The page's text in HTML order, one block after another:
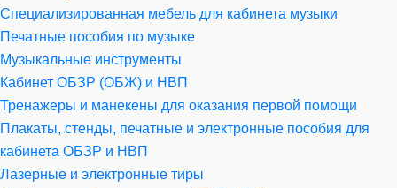
Специализированная мебель для кабинета музыки
Печатные пособия по музыке
Музыкальные инструменты
Кабинет ОБЗР (ОБЖ) и НВП
Тренажеры и манекены для оказания первой помощи
Плакаты, стенды, печатные и электронные пособия для
кабинета ОБЗР и НВП
Лазерные и электронные тиры